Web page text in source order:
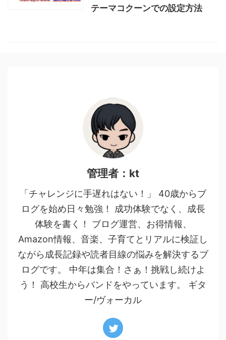
テーマコクーンでの設定方法
管理者：kt
「チャレンジに手遅れはない！」 40歳からブ
ログを始め日々勉強！ 成功体験でなく、成長
体験を書く！ ブログ運営、お得情報、
Amazon情報、音楽、子育てとリアルに検証し
ながら成長記録や読者目線の悩みを解決するブ
ログです。 中年は集合！さぁ！挑戦し続けよ
う！ 高校生からバンドをやっています。 ギタ
ー/ヴォーカル